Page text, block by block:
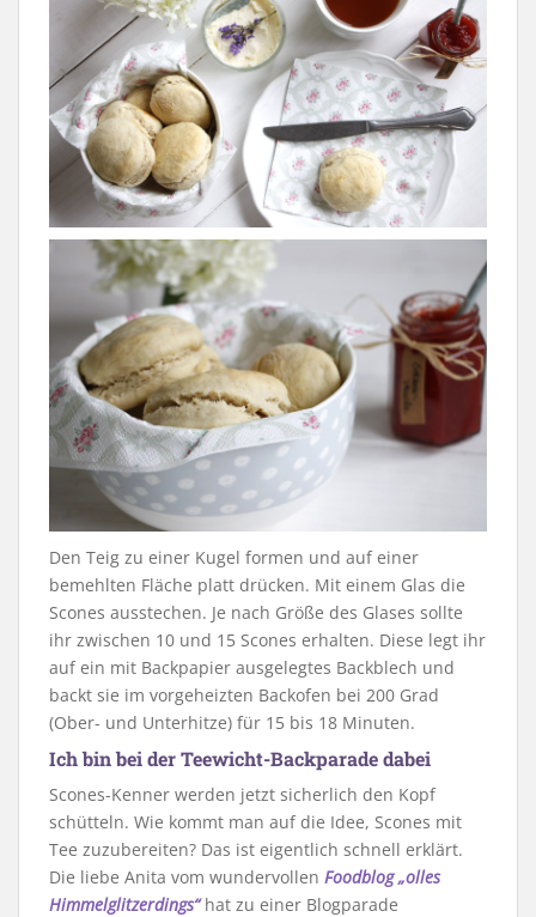
Den Teig zu einer Kugel formen und auf einer
bemehlten Fläche platt drücken. Mit einem Glas die
Scones ausstechen. Je nach Größe des Glases sollte
ihr zwischen 10 und 15 Scones erhalten. Diese legt ihr
auf ein mit Backpapier ausgelegtes Backblech und
backt sie im vorgeheizten Backofen bei 200 Grad
(Ober- und Unterhitze) für 15 bis 18 Minuten.
Ich bin bei der Teewicht-Backparade dabei
Scones-Kenner werden jetzt sicherlich den Kopf
schütteln. Wie kommt man auf die Idee, Scones mit
Tee zuzubereiten? Das ist eigentlich schnell erklärt.
Die liebe Anita vom wundervollen Foodblog „olles
Himmelglitzerdings“hat zu einer Blogparade